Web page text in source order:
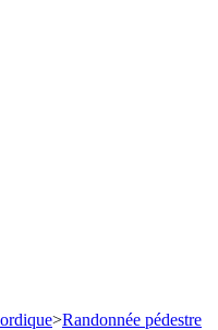
>Randonnée pédestre